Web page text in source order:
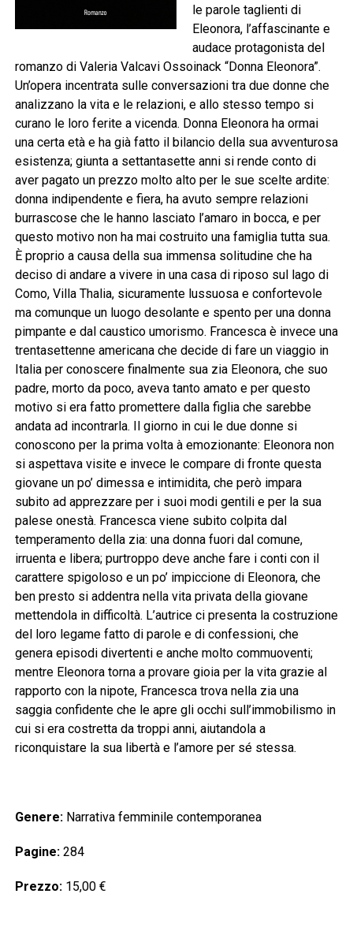
le parole taglienti di
Eleonora, l’affascinante e
audace protagonista del
romanzo di Valeria Valcavi Ossoinack “Donna Eleonora”.
Un’opera incentrata sulle conversazioni tra due donne che
analizzano la vita e le relazioni, e allo stesso tempo si
curano le loro ferite a vicenda. Donna Eleonora ha ormai
una certa età e ha già fatto il bilancio della sua avventurosa
esistenza; giunta a settantasette anni si rende conto di
aver pagato un prezzo molto alto per le sue scelte ardite:
donna indipendente e fiera, ha avuto sempre relazioni
burrascose che le hanno lasciato l’amaro in bocca, e per
questo motivo non ha mai costruito una famiglia tutta sua.
È proprio a causa della sua immensa solitudine che ha
deciso di andare a vivere in una casa di riposo sul lago di
Como, Villa Thalia, sicuramente lussuosa e confortevole
ma comunque un luogo desolante e spento per una donna
pimpante e dal caustico umorismo. Francesca è invece una
trentasettenne americana che decide di fare un viaggio in
Italia per conoscere finalmente sua zia Eleonora, che suo
padre, morto da poco, aveva tanto amato e per questo
motivo si era fatto promettere dalla figlia che sarebbe
andata ad incontrarla. Il giorno in cui le due donne si
conoscono per la prima volta à emozionante: Eleonora non
si aspettava visite e invece le compare di fronte questa
giovane un po’ dimessa e intimidita, che però impara
subito ad apprezzare per i suoi modi gentili e per la sua
palese onestà. Francesca viene subito colpita dal
temperamento della zia: una donna fuori dal comune,
irruenta e libera; purtroppo deve anche fare i conti con il
carattere spigoloso e un po’ impiccione di Eleonora, che
ben presto si addentra nella vita privata della giovane
mettendola in difficoltà. L’autrice ci presenta la costruzione
del loro legame fatto di parole e di confessioni, che
genera episodi divertenti e anche molto commuoventi;
mentre Eleonora torna a provare gioia per la vita grazie al
rapporto con la nipote, Francesca trova nella zia una
saggia confidente che le apre gli occhi sull’immobilismo in
cui si era costretta da troppi anni, aiutandola a
riconquistare la sua libertà e l’amore per sé stessa.
Genere:Narrativa femminile contemporanea
Pagine: 284
Prezzo:15,00 €